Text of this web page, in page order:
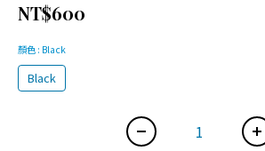
NT$600
顏色 : Black
Black